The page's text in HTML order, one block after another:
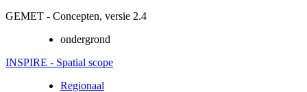
GEMET - Concepten, versie 2.4
ondergrond
INSPIRE - Spatial scope
Regionaal